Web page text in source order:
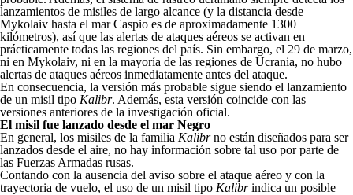
lanzamientos de misiles de largo alcance (y la distancia desde
Mykolaiv hasta el mar Caspio es de aproximadamente 1300
kilómetros), así que las alertas de ataques aéreos se activan en
prácticamente todas las regiones del país. Sin embargo, el 29 de marzo,
ni en Mykolaiv, ni en la mayoría de las regiones de Ucrania, no hubo
alertas de ataques aéreos inmediatamente antes del ataque.
En consecuencia, la versión más probable sigue siendo el lanzamiento
de un misil tipo Kalibr. Además, esta versión coincide con las
versiones anteriores de la investigación oficial.
El misil fue lanzado desde el mar Negro
En general, los misiles de la familia Kalibrno están diseñados para ser
lanzados desde el aire, no hay información sobre tal uso por parte de
las Fuerzas Armadas rusas.
Contando con la ausencia del aviso sobre el ataque aéreo y con la
trayectoria de vuelo, el uso de un misil tipo Kalibrindica un posible